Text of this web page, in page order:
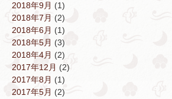
2018年9月 (1)
2018年7月 (2)
2018年6月 (1)
2018年5月 (3)
2018年4月 (2)
2017年12月 (2)
2017年8月 (1)
2017年5月 (2)